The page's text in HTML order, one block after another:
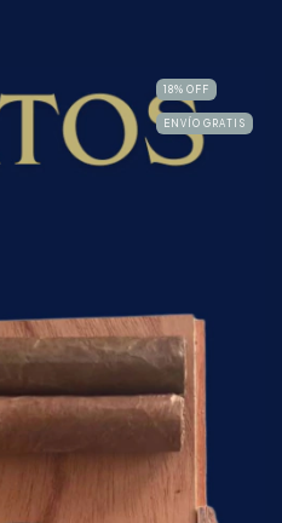
18% OFF
ENVÍO GRATIS